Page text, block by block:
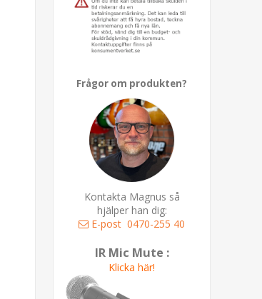
Frågor om produkten?
Kontakta Magnus så
hjälper han dig:
E-post 0470-255 40
IR Mic Mute :
Klicka här!